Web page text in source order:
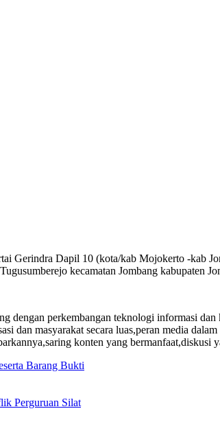
Gerindra Dapil 10 (kota/kab Mojokerto -kab
kecamatan Jombang kabupaten
dengan perkembangan teknologi informasi
dan masyarakat secara luas,peran media
konten yang
Barang Bukti
Perguruan Silat